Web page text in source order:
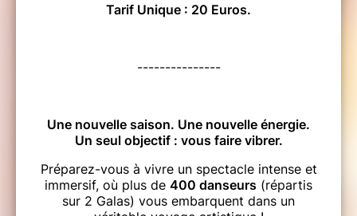
Tarif Unique : 20 Euros.
---------------
Une nouvelle saison. Une nouvelle énergie.
Un seul objectif : vous faire vibrer.
Préparez-vous à vivre un spectacle intense et
immersif, où plus de 400 danseurs (répartis
sur 2 Galas) vous embarquent dans un